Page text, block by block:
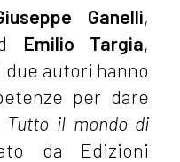
Ganelli,
Emilio Targia,
autori hanno
per dare
Tutto il mondo di
da Edizioni